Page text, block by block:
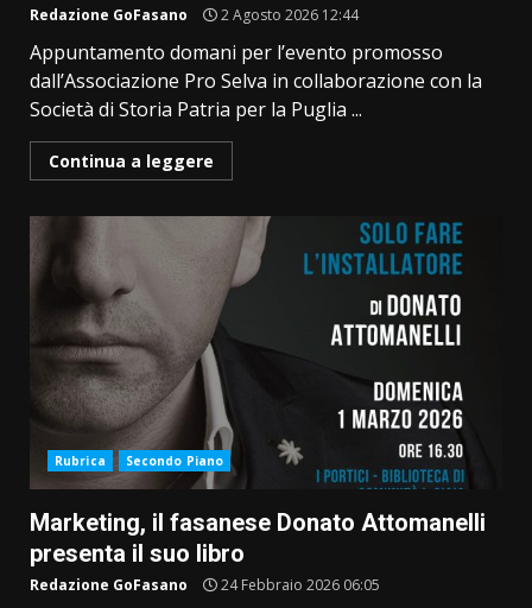
Redazione GoFasano 2 Agosto 2026 12:44
Appuntamento domani per l’evento promosso
dall’Associazione Pro Selva in collaborazione con la
Società di Storia Patria per la Puglia ...
Continua a leggere
Rubrica Secondo Piano
Marketing, il fasanese Donato Attomanelli
presenta il suo libro
Redazione GoFasano 24 Febbraio 2026 06:05